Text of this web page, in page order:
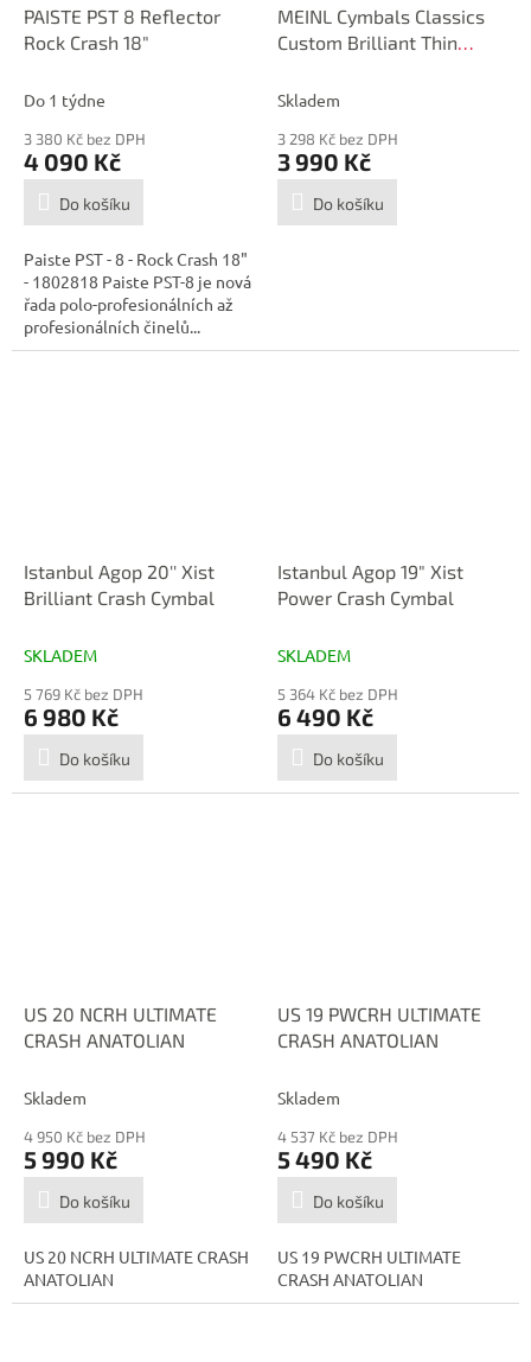
PAISTE PST 8 Reflector
Rock Crash 18"
Do 1 týdne
3 380 Kč bez DPH
4 090 Kč
Do košíku
Paiste PST - 8 - Rock Crash 18"
- 1802818 Paiste PST-8 je nová
řada polo-profesionálních až
profesionálních činelů...
MEINL Cymbals Classics
Custom Brilliant Thin
Skladem
3 298 Kč bez DPH
3 990 Kč
Do košíku
Istanbul Agop 20'' Xist
Brilliant Crash Cymbal
SKLADEM
5 769 Kč bez DPH
6 980 Kč
Do košíku
Istanbul Agop 19" Xist
Power Crash Cymbal
SKLADEM
5 364 Kč bez DPH
6 490 Kč
Do košíku
US 20 NCRH ULTIMATE
CRASH ANATOLIAN
Skladem
4 950 Kč bez DPH
5 990 Kč
Do košíku
US 20 NCRH ULTIMATE CRASH
ANATOLIAN
US 19 PWCRH ULTIMATE
CRASH ANATOLIAN
Skladem
4 537 Kč bez DPH
5 490 Kč
Do košíku
US 19 PWCRH ULTIMATE
CRASH ANATOLIAN